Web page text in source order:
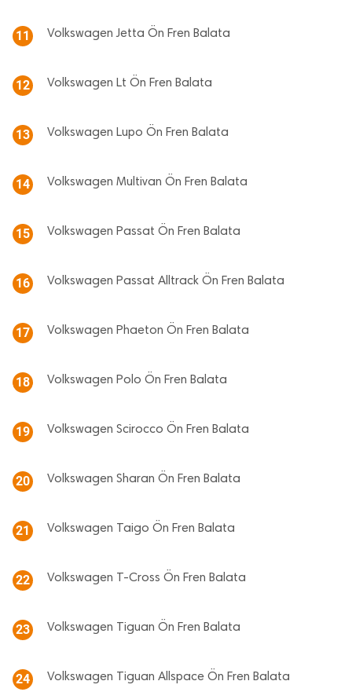
11 Volkswagen Jetta Ön Fren Balata
12 Volkswagen Lt Ön Fren Balata
13 Volkswagen Lupo Ön Fren Balata
14 Volkswagen Multivan Ön Fren Balata
15 Volkswagen Passat Ön Fren Balata
16 Volkswagen Passat Alltrack Ön Fren Balata
17 Volkswagen Phaeton Ön Fren Balata
18 Volkswagen Polo Ön Fren Balata
19 Volkswagen Scirocco Ön Fren Balata
20 Volkswagen Sharan Ön Fren Balata
21 Volkswagen Taigo Ön Fren Balata
22 Volkswagen T-Cross Ön Fren Balata
23 Volkswagen Tiguan Ön Fren Balata
24 Volkswagen Tiguan Allspace Ön Fren Balata